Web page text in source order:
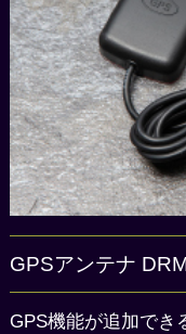
GPSアンテナ
GPS機能が追加でき